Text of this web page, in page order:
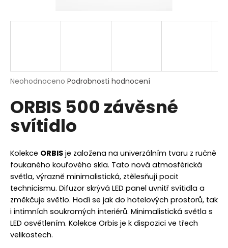
Průměrné
produktu
je
z
hvězdiček.
Neohodnoceno Podrobnosti hodnocení
ORBIS 500 závěsné
svítidlo
Kolekce ORBIS je založena na univerzálním tvaru z ručně
foukaného kouřového skla. Tato nová atmosférická
světla, výrazně minimalistická, ztělesňují pocit
technicismu. Difuzor skrývá LED panel uvnitř svítidla a
změkčuje světlo. Hodí se jak do hotelových prostorů, tak
i intimních soukromých interiérů. Minimalistická světla s
LED osvětlením. Kolekce Orbis je k dispozici ve třech
velikostech.
j
D
o
p
o
r
u
č
u